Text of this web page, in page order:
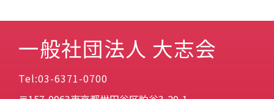
一般社団法人 大志会
Tel:03-6371-0700